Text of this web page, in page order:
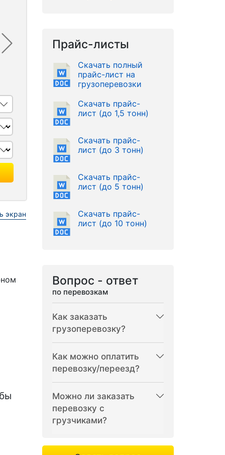
экран
Прайс-листы
Скачать полный
прайс-лист на
грузоперевозки
Скачать прайс-
лист (до 1,5 тонн)
Скачать прайс-
лист (до 3 тонн)
Скачать прайс-
лист (до 5 тонн)
Скачать прайс-
лист (до 10 тонн)
Вопрос - ответ
по перевозкам
Как заказать
грузоперевозку?
Как можно оплатить
перевозку/переезд?
Можно ли заказать
перевозку с
грузчиками?